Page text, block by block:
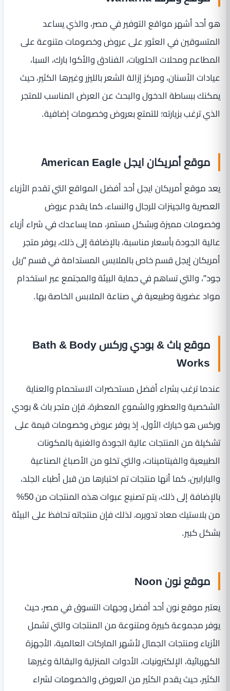
هو أحد أشهر مواقع التوفير في مصر، والذي يساعد
المتسوقين في العثور على عروض وخصومات متنوعة على
المطاعم ومحلات الحلويات، الفنادق والأكوا بارك، السبا،
عيادات الأسنان، ومركز إزالة الشعر بالليزر وغيرها الكثير، حيث
يمكنك ببساطة الدخول والبحث عن العرض المناسب للمتجر
الذي ترغب بزيارته؛ للتمتع بعروض وخصومات إضافية.
موقع أمريكان ايجل American Eagle
يعد موقع أمريكان ايجل أحد أفضل المواقع التي تقدم الأزياء
العصرية والجينزات للرجال والنساء، كما يقدم عروض
وخصومات مميزة وبشكل مستمر، مما يساعدك في شراء أزياء
عالية الجودة بأسعار مناسبة، بالإضافة إلى ذلك، يوفر متجر
أمريكان إيجل قسم خاص بالملابس المستدامة في قسم "ريل
جود"، والتي تساهم في حماية البيئة والمجتمع عبر استخدام
مواد عضوية وطبيعية في صناعة الملابس الخاصة بها.
موقع باث & بودي وركس Bath & Body
Works
عندما ترغب بشراء أفضل مستحضرات الاستحمام والعناية
الشخصية والعطور والشموع المعطرة، فإن متجر باث & بودي
وركس هو خيارك الأول، إذ يوفر عروض وخصومات قيمة على
تشكيلة من المنتجات عالية الجودة والغنية بالمكونات
الطبيعية والفيتامينات، والتي تخلو من الأصباغ الصناعية
والبارابين، كما أنها منتجات تم اختبارها من قبل أطباء الجلد،
بالإضافة إلى ذلك، يتم تصنيع عبوات هذه المنتجات من 50%
من بلاستيك معاد تدويره، لذلك فإن منتجاته تحافظ على البيئة
بشكل كبير.
موقع نون Noon
يعتبر موقع نون أحد أفضل وجهات التسوق في مصر، حيث
يوفر مجموعة كبيرة ومتنوعة من المنتجات والتي تشمل
الأزياء ومنتجات الجمال لأشهر الماركات العالمية، الأجهزة
الكهربائية، الإلكترونيات، الأدوات المنزلية والبقالة وغيرها
الكثير، حيث يقدم الكثير من العروض والخصومات لشراء